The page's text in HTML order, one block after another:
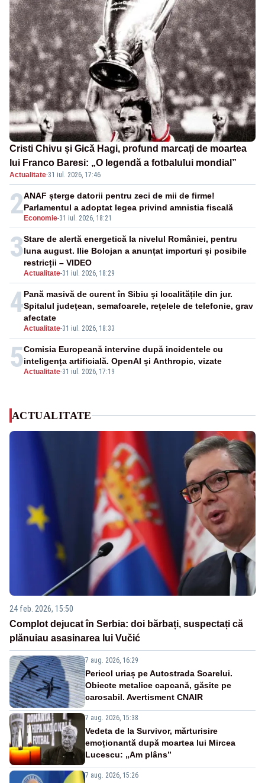
Cristi Chivu și Gică Hagi, profund marcați de moartea
lui Franco Baresi: „O legendă a fotbalului mondial”
Actualitate·31 iul. 2026, 17:46
2 Economie-31 iul. 2026, 18:21
ANAF șterge datorii pentru zeci de mii de firme!
Parlamentul a adoptat legea privind amnistia fiscală
3
Actualitate-31 iul. 2026, 18:29
Stare de alertă energetică la nivelul României, pentru
luna august. Ilie Bolojan a anunțat importuri și posibile
restricții – VIDEO
4
Actualitate-31 iul. 2026, 18:33
Pană masivă de curent în Sibiu și localitățile din jur.
Spitalul județean, semafoarele, rețelele de telefonie, grav
afectate
5Actualitate-31 iul. 2026, 17:19
Comisia Europeană intervine după incidentele cu
inteligența artificială. OpenAI și Anthropic, vizate
ACTUALITATE
24 feb. 2026, 15:50
Complot dejucat în Serbia: doi bărbați, suspectați că
plănuiau asasinarea lui Vučić
7 aug. 2026, 16:29
Pericol uriaș pe Autostrada Soarelui.
Obiecte metalice capcană, găsite pe
carosabil. Avertisment CNAIR
7 aug. 2026, 15:38
Vedeta de la Survivor, mărturisire
emoționantă după moartea lui Mircea
Lucescu: „Am plâns”
7 aug. 2026, 15:26